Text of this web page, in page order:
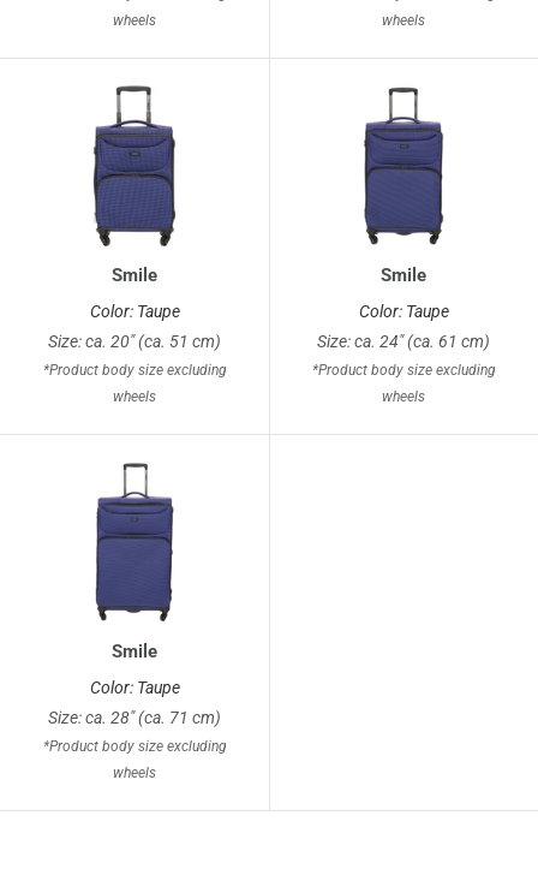
wheels
wheels
Smile
Color: Taupe
Size: ca. 20" (ca. 51 cm)
*Product body size excluding
wheels
Smile
Color: Taupe
Size: ca. 24" (ca. 61 cm)
*Product body size excluding
wheels
Smile
Color: Taupe
Size: ca. 28" (ca. 71 cm)
*Product body size excluding
wheels